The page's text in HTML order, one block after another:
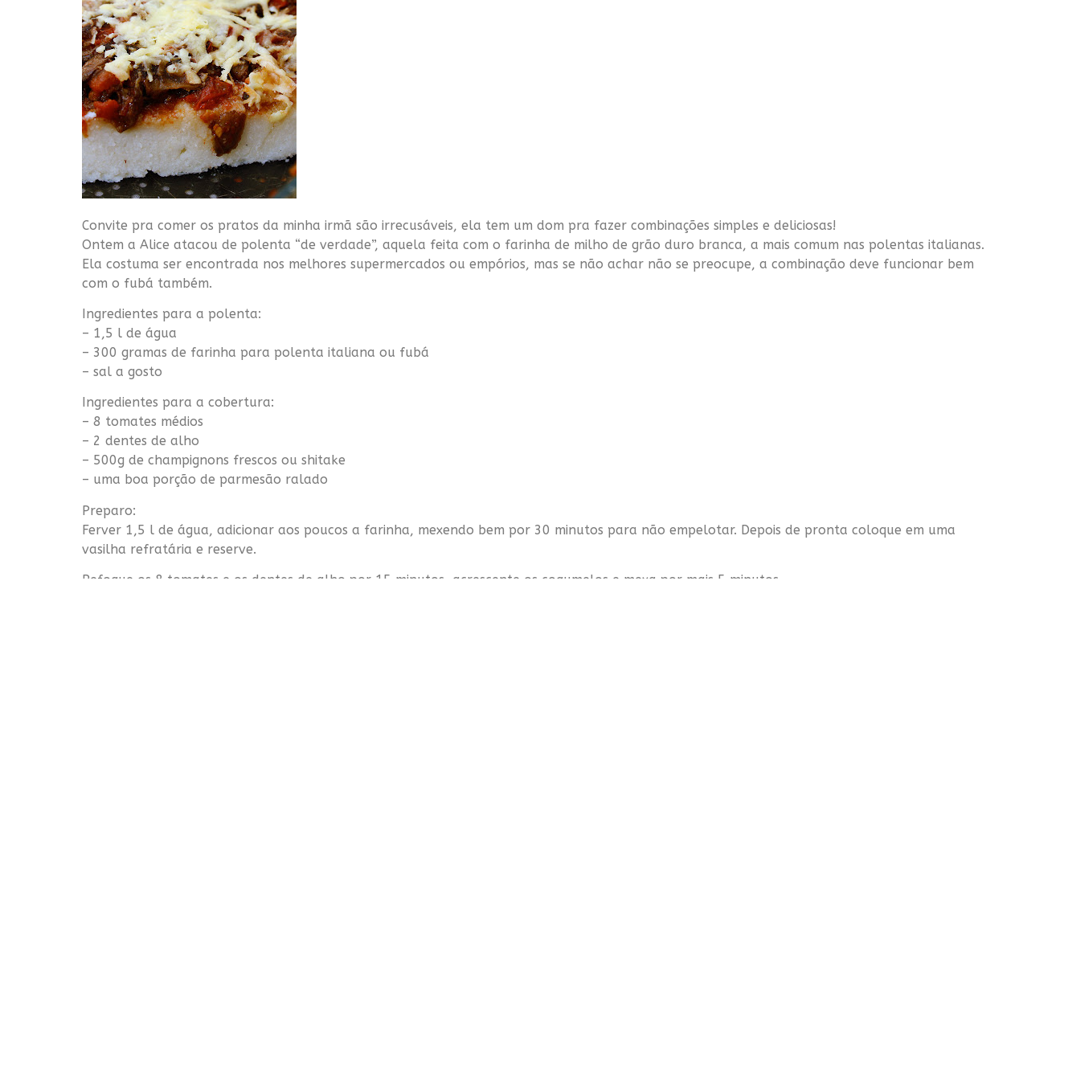
Convite pra comer os pratos da minha irmã são irrecusáveis, ela tem um dom pra fazer combinações simples e deliciosas!
Ontem a Alice atacou de polenta “de verdade”, aquela feita com o farinha de milho de grão duro branca, a mais comum nas polentas italianas.
Ela costuma ser encontrada nos melhores supermercados ou empórios, mas se não achar não se preocupe, a combinação deve funcionar bem
com o fubá também.
Ingredientes para a polenta:
– 1,5 l de água
– 300 gramas de farinha para polenta italiana ou fubá
– sal a gosto
Ingredientes para a cobertura:
– 8 tomates médios
– 2 dentes de alho
– 500g de champignons frescos ou shitake
– uma boa porção de parmesão ralado
Preparo:
Ferver 1,5 l de água, adicionar aos poucos a farinha, mexendo bem por 30 minutos para não empelotar. Depois de pronta coloque em uma
vasilha refratária e reserve.
Refogue os 8 tomates e os dentes de alho por 15 minutos, acrescente os cogumelos e mexa por mais 5 minutos.